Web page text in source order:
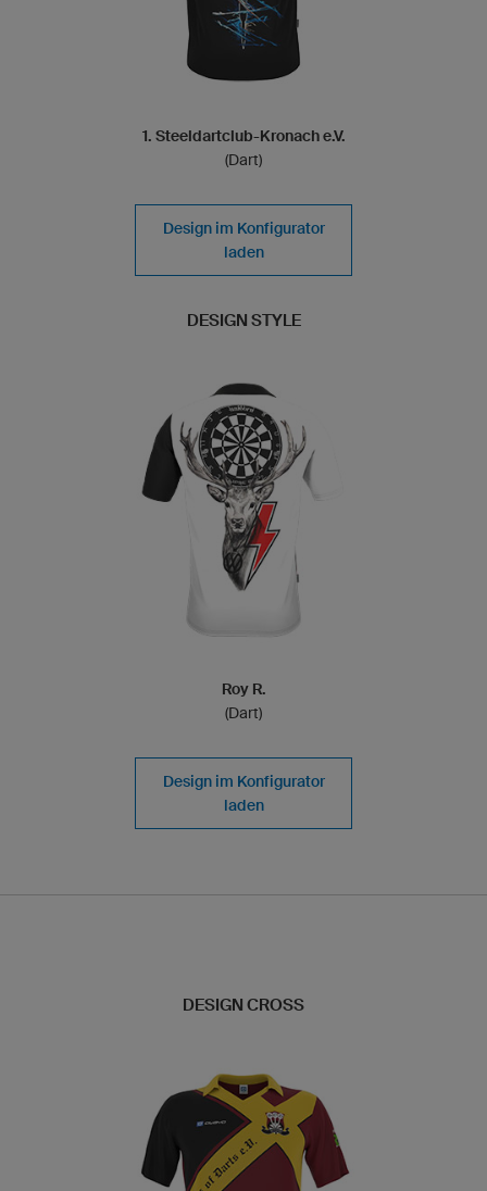
1. Steeldartclub-Kronach e.V.
(Dart)
Design im Konfigurator
laden
DESIGN STYLE
Roy R.
(Dart)
Design im Konfigurator
laden
DESIGN CROSS